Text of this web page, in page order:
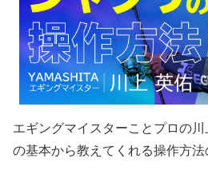
エギングマイスターことプロの
の基本から教えてくれる操作方法